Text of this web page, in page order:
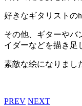
好きなギタリストの
その他、ギターやバ
イダーなどを描き足
素敵な絵になりまし
PREV NEXT